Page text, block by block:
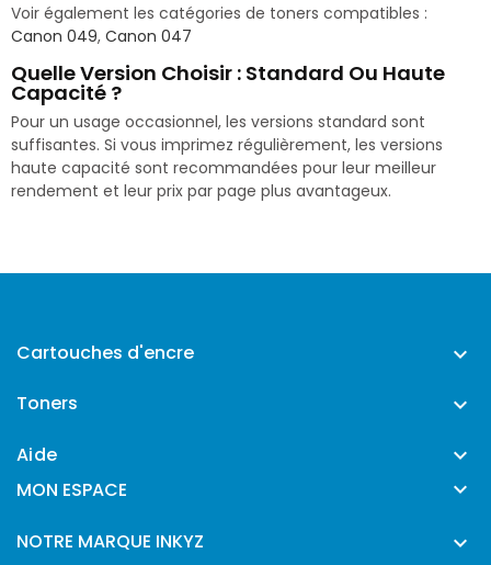
Voir également les catégories de toners compatibles :
Canon 049, Canon 047
Quelle Version Choisir : Standard Ou Haute
Capacité ?
Pour un usage occasionnel, les versions standard sont
suffisantes. Si vous imprimez régulièrement, les versions
haute capacité sont recommandées pour leur meilleur
rendement et leur prix par page plus avantageux.
Cartouches d'encre 
Toners 
Aide 
MON ESPACE 
NOTRE MARQUE INKYZ 